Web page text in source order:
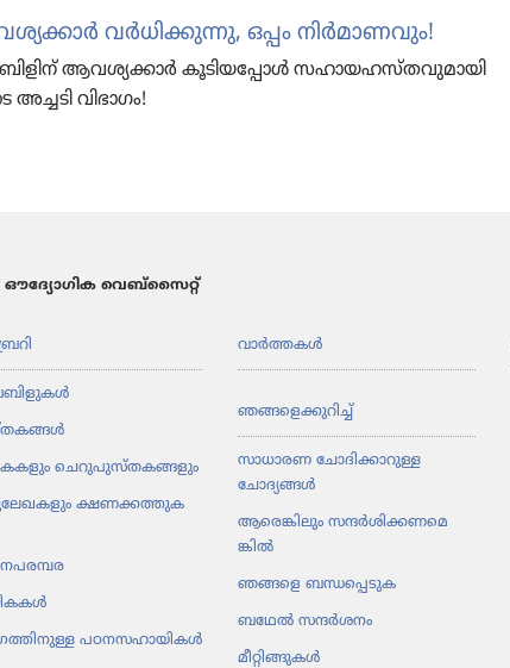
വർധി​ക്കു​ന്നു, ഒപ്പം നിർമാ​ണ​വും!
ആവശ്യ​ക്കാർ കൂടി​യ​പ്പോൾ സഹായ​ഹ​സ്‌ത​വു​മാ​യി
വിഭാഗം!
വെബ്സൈറ്റ്
ചെറു​പു​സ്‌ത​ക​ങ്ങ​ളും
ക്ഷണക്കത്തു​ക​
പഠനസ​ഹാ​യികൾ
വാർത്തകൾ
ഞങ്ങളെ​ക്കു​റിച്ച്‌
സാധാരണ ചോദിക്കാറുള്ള
ചോദ്യങ്ങൾ
ആരെങ്കി​ലും സന്ദർശി​ക്ക​ണ​മെ​
ങ്കിൽ
ഞങ്ങളെ ബന്ധപ്പെടുക
ബഥേൽ സന്ദർശനം
മീറ്റി​ങ്ങു​കൾ